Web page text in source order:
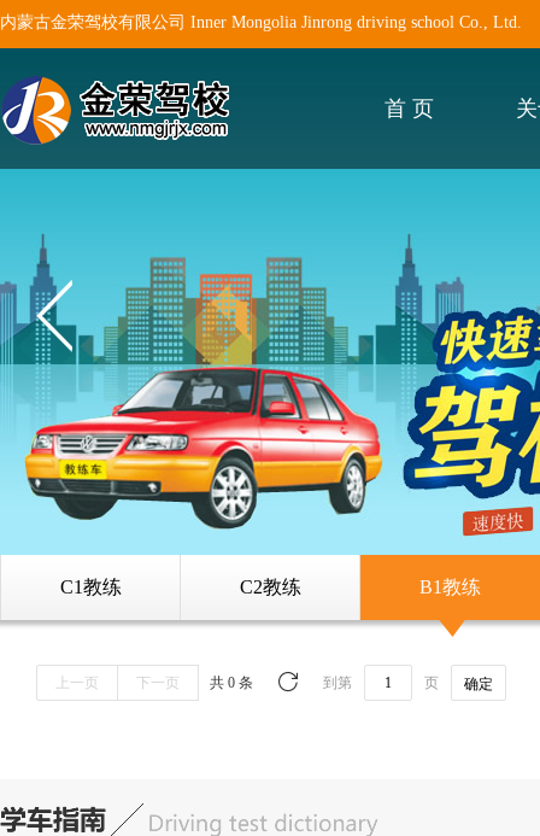
内蒙古金荣驾校有限公司 Inner Mongolia Jinrong driving school Co., Ltd.
首 页
C1教练 C2教练 B1教练
上一页 下一页 共 0 条 到第 页 确定